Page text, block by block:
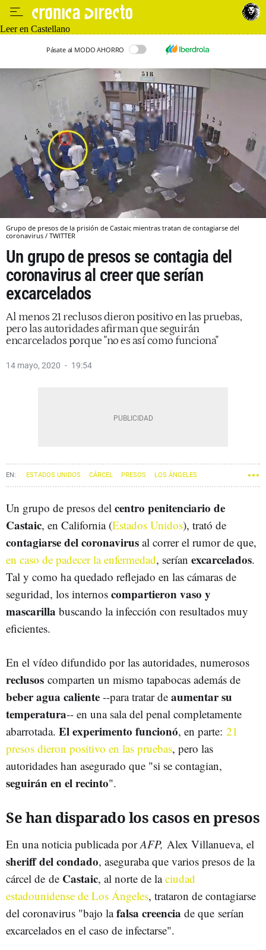
Leer en Castellano
Pásate al MODO AHORRO
Grupo de presos de la prisión de Castaic mientras tratan de contagiarse del
coronavirus / TWITTER
Un grupo de presos se contagia del
coronavirus al creer que serían
excarcelados
Al menos 21 reclusos dieron positivo en las pruebas,
pero las autoridades afirman que seguirán
encarcelados porque "no es así como funciona"
14 mayo, 2020 19:54
ESTADOS UNIDOS CÁRCEL PRESOS LOS ÁNGELES
Un grupo de presos del centro penitenciario de
Castaic, en California (Estados Unidos), trató de
contagiarse del coronavirus al correr el rumor de que,
en caso de padecer la enfermedad, serían excarcelados.
Tal y como ha quedado reflejado en las cámaras de
seguridad, los internos compartieron vaso y
mascarilla buscando la infección con resultados muy
eficientes.
En el vídeo difundido por las autoridades, numerosos
reclusos comparten un mismo tapabocas además de
beber agua caliente --para tratar de aumentar su
temperatura-- en una sala del penal completamente
abarrotada. El experimento funcionó, en parte: 21
presos dieron positivo en las pruebas, pero las
autoridades han asegurado que "si se contagian,
seguirán en el recinto".
Se han disparado los casos en presos
En una noticia publicada porAFP, Alex Villanueva, el
sheriff del condado, aseguraba que varios presos de la
cárcel de de Castaic, al norte de laciudad
estadounidense de Los Ángeles, trataron de contagiarse
del coronavirus "bajo lafalsa creencia de que serían
excarcelados en el caso de infectarse".